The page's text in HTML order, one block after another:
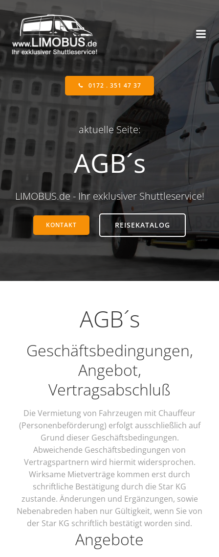
springen
0172 . 351 47 37
aktuelle Seite:
AGB´s
LIMOBUS.de - Ihr exklusiver Shuttleservice!
KONTAKT REISEKATALOG
AGB´s
Geschäftsbedingungen,
Angebot,
Vertragsabschluß
Die Vermietung von Fahrzeugen mit Chauffeur
(Personenbeförderung) erfolgt ausschließlich auf
Grund dieser Geschäftsbedingungen.
Abweichende Geschäftsbedingungen von
Vertragspartnern wird hiermit widersprochen.
Wirksame Mietverträge kommen erst durch
schriftliche Bestätigung durch die Star KG
zustande. Änderungen und Ergänzungen, sowie
Nebenabreden haben nur Gültigkeit, wenn Sie von
der Star KG schriftlich bestätigt worden sind.
Angebote